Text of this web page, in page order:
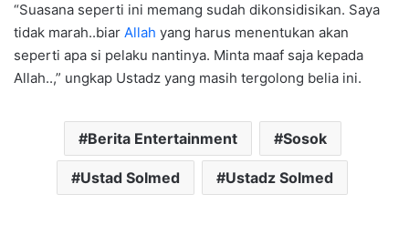
“Suasana seperti ini memang sudah dikonsidisikan. Saya
tidak marah..biar Allah yang harus menentukan akan
seperti apa si pelaku nantinya. Minta maaf saja kepada
Allah..,” ungkap Ustadz yang masih tergolong belia ini.
Berita Entertainment Sosok
Ustad Solmed Ustadz Solmed